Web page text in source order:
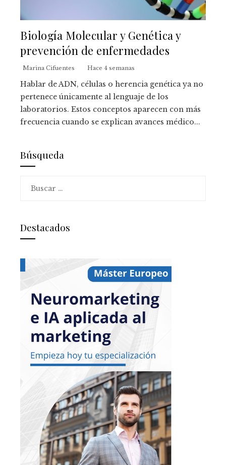
Biología Molecular y Genética y
prevención de enfermedades
Marina Cifuentes Hace 4 semanas
Hablar de ADN, células o herencia genética ya no
pertenece únicamente al lenguaje de los
laboratorios. Estos conceptos aparecen con más
frecuencia cuando se explican avances médico...
Búsqueda
Destacados